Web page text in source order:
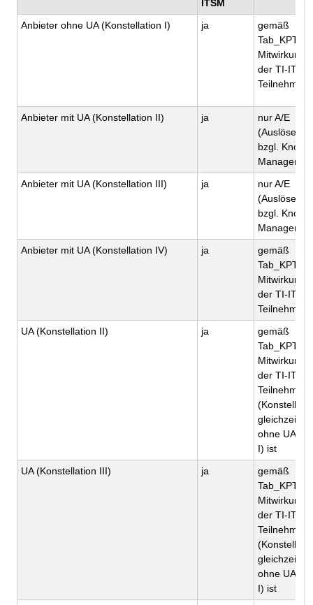
ITSM
Anbieter ohne UA (Konstellation I) ja
gemäß
der TI-
Teilnehmer
Anbieter mit UA (Konstellation II) ja
nur A/E
(Auslöser/
bzgl.
Anbieter mit UA (Konstellation III)
ja
nur A/E
(Auslöser/
bzgl.
Anbieter mit UA (Konstellation IV)
ja
gemäß
der TI-
Teilnehmer
UA (Konstellation II)
ja
gemäß
der TI-
Teilnehmer,
gleichzeitig
ohne UA
I) ist
UA (Konstellation III)
ja
gemäß
der TI-
Teilnehmer,
gleichzeitig
ohne UA
I) ist